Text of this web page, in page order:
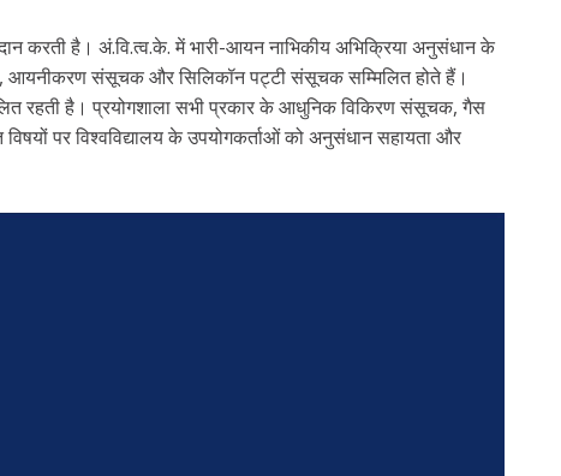
करती है। अं.वि.त्व.के. में भारी-आयन नाभिकीय अभिक्रिया अनुसंधान के
आयनीकरण संसूचक और सिलिकॉन पट्टी संसूचक सम्मिलित होते हैं।
रहती है। प्रयोगशाला सभी प्रकार के आधुनिक विकिरण संसूचक, गैस
पर विश्वविद्यालय के उपयोगकर्ताओं को अनुसंधान सहायता और